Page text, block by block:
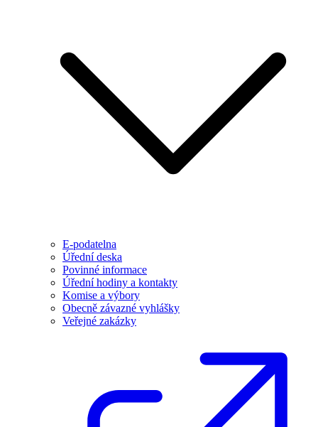
E-podatelna
Úřední deska
Povinné informace
Úřední hodiny a kontakty
Komise a výbory
Obecně závazné vyhlášky
Veřejné zakázky